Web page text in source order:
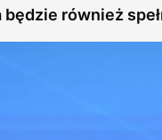
również